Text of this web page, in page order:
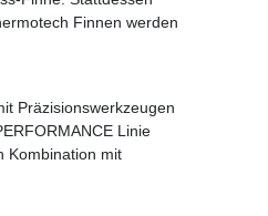
Finnen werden
Präzisionswerkzeugen
Linie
Kombination mit